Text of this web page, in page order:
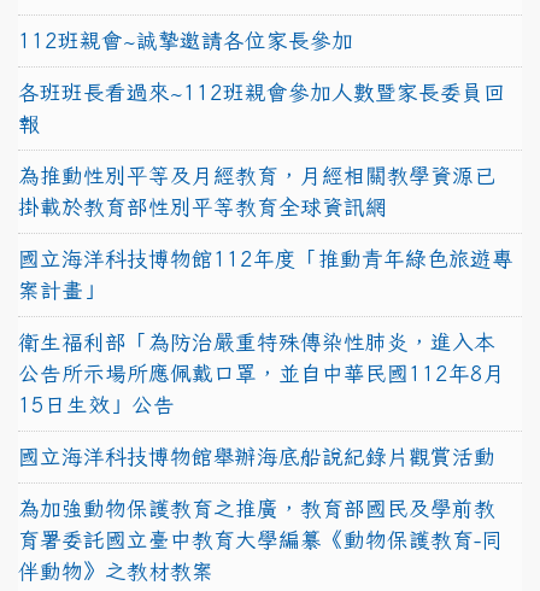
112班親會~誠摯邀請各位家長參加
各班班長看過來~112班親會參加人數暨家長委員回
報
為推動性別平等及月經教育，月經相關教學資源已
掛載於教育部性別平等教育全球資訊網
國立海洋科技博物館112年度「推動青年綠色旅遊專
案計畫」
衛生福利部「為防治嚴重特殊傳染性肺炎，進入本
公告所示場所應佩戴口罩，並自中華民國112年8月
15日生效」公告
國立海洋科技博物館舉辦海底船說紀錄片觀賞活動
為加強動物保護教育之推廣，教育部國民及學前教
育署委託國立臺中教育大學編纂《動物保護教育-同
伴動物》之教材教案